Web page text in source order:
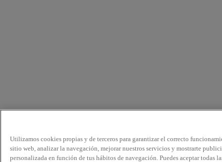
Utilizamos cookies propias y de terceros para garantizar el correcto
sitio web, analizar la navegación, mejorar nuestros servicios y mostrarte
personalizada en función de tus hábitos de navegación. Puedes aceptar todas